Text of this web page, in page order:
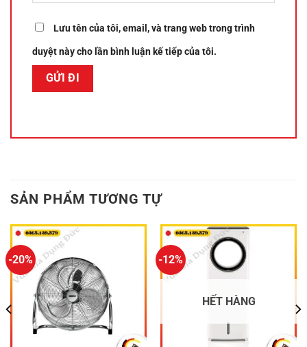
Lưu tên của tôi, email, và trang web trong trình
duyệt này cho lần bình luận kế tiếp của tôi.
SẢN PHẨM TƯƠNG TỰ
-20% -12%
HẾT HÀNG